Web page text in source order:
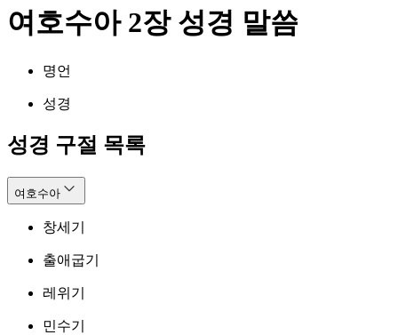
여호수아 2장 성경 말씀
명언
성경
성경 구절 목록
여호수아
창세기
출애굽기
레위기
민수기